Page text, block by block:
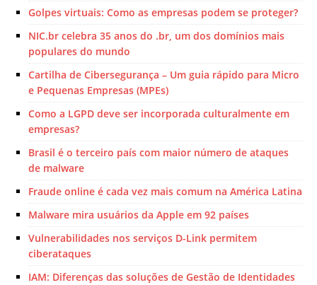
Golpes virtuais: Como as empresas podem se proteger?
NIC.br celebra 35 anos do .br, um dos domínios mais
populares do mundo
Cartilha de Cibersegurança – Um guia rápido para Micro
e Pequenas Empresas (MPEs)
Como a LGPD deve ser incorporada culturalmente em
empresas?
Brasil é o terceiro país com maior número de ataques
de malware
Fraude online é cada vez mais comum na América Latina
Malware mira usuários da Apple em 92 países
Vulnerabilidades nos serviços D-Link permitem
ciberataques
IAM: Diferenças das soluções de Gestão de Identidades